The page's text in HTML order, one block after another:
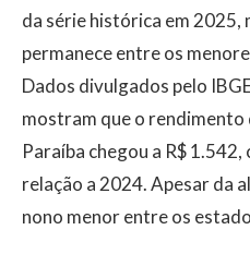
da série histórica em 2025,
permanece entre os
Dados divulgados pelo
mostram que o
Paraíba chegou a R$
relação a 2024. Apesar da
nono menor entre os